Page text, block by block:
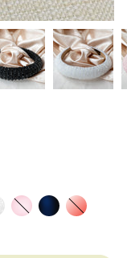
Rosa Dunkelblau
Rot